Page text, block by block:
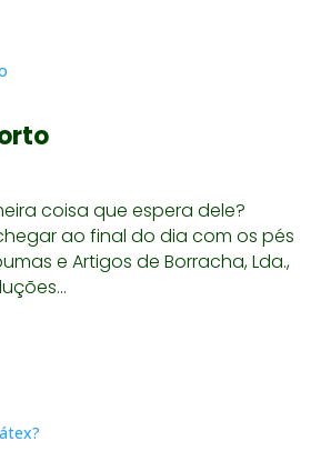
coisa que espera dele?
ao final do dia com os pés
e Artigos de Borracha, Lda.,